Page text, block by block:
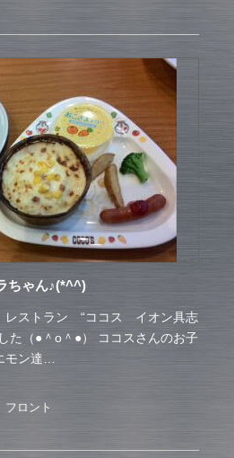
ちゃん♪(*^^)
レストラン “ココス イオン具志
た（●＾o＾●） ココスさんのお子
モン達…
フロント